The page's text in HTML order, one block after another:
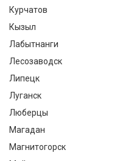
Курчатов
Кызыл
Лабытнанги
Лесозаводск
Липецк
Луганск
Люберцы
Магадан
Магнитогорск